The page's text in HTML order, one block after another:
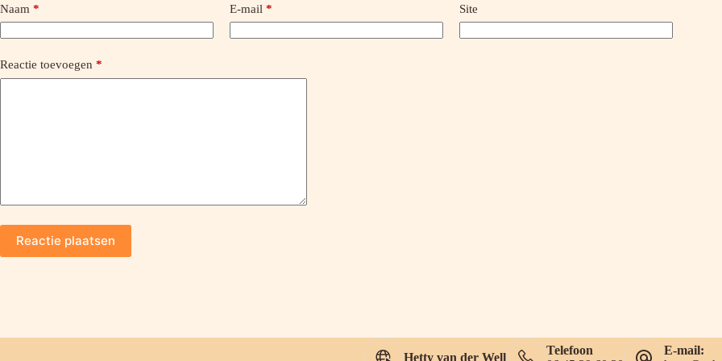
Naam * E-mail * Site
Reactie toevoegen *
Reactie plaatsen
Hetty van der Well
Telefoon
E-mail: